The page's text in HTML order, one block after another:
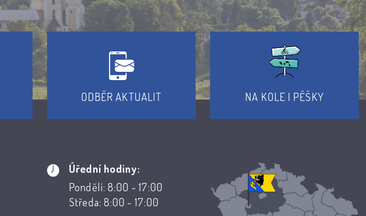
ODBĚR AKTUALIT NA KOLE I PĚŠKY
Úřední hodiny:
Pondělí: 8:00 - 17:00
Středa: 8:00 - 17:00